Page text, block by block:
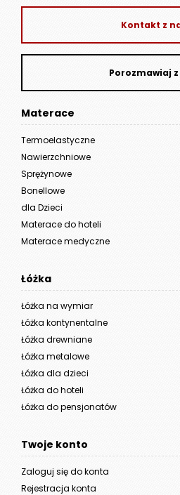
Kontakt z
Porozmawiaj
Materace
Termoelastyczne
Nawierzchniowe
Sprężynowe
Bonellowe
dla Dzieci
Materace do hoteli
Materace medyczne
Łóżka
Łóżka na wymiar
Łóżka kontynentalne
Łóżka drewniane
Łóżka metalowe
Łóżka dla dzieci
Łóżka do hoteli
Łóżka do pensjonatów
Twoje konto
Zaloguj się do konta
Rejestracja konta